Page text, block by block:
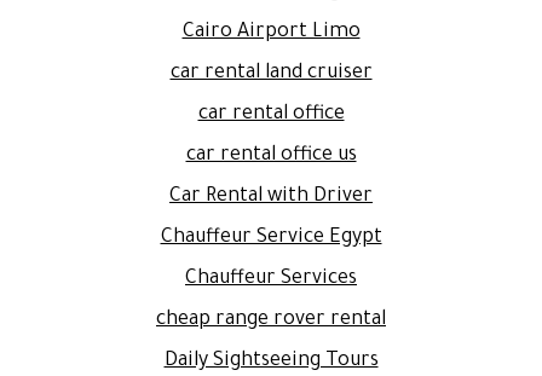
Cairo Airport Limo
car rental land cruiser
car rental office
car rental office us
Car Rental with Driver
Chauffeur Service Egypt
Chauffeur Services
cheap range rover rental
Daily Sightseeing Tours